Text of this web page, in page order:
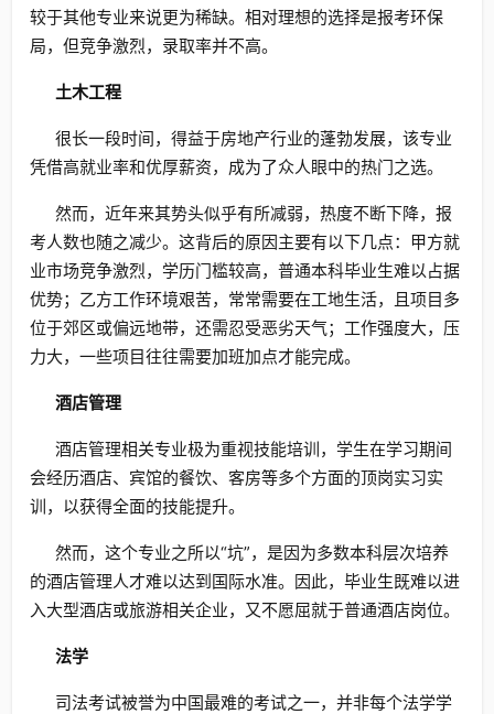
较于其他专业来说更为稀缺。相对理想的选择是报考环保
局，但竞争激烈，录取率并不高。
土木工程
很长一段时间，得益于房地产行业的蓬勃发展，该专业
凭借高就业率和优厚薪资，成为了众人眼中的热门之选。
然而，近年来其势头似乎有所减弱，热度不断下降，报
考人数也随之减少。这背后的原因主要有以下几点：甲方就
业市场竞争激烈，学历门槛较高，普通本科毕业生难以占据
优势；乙方工作环境艰苦，常常需要在工地生活，且项目多
位于郊区或偏远地带，还需忍受恶劣天气；工作强度大，压
力大，一些项目往往需要加班加点才能完成。
酒店管理
酒店管理相关专业极为重视技能培训，学生在学习期间
会经历酒店、宾馆的餐饮、客房等多个方面的顶岗实习实
训，以获得全面的技能提升。
然而，这个专业之所以“坑”，是因为多数本科层次培养
的酒店管理人才难以达到国际水准。因此，毕业生既难以进
入大型酒店或旅游相关企业，又不愿屈就于普通酒店岗位。
法学
司法考试被誉为中国最难的考试之一，并非每个法学学